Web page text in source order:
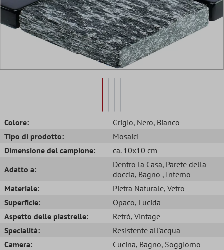
Colore: Grigio, Nero, Bianco
Tipo di prodotto:
Mosaici
Dimensione del campione:
ca. 10x10 cm
Adatto a:
Dentro la Casa, Parete della
doccia, Bagno , Interno
Materiale:
Pietra Naturale, Vetro
Superficie:
Opaco, Lucida
Aspetto delle piastrelle:
Retrò, Vintage
Specialità:
Resistente all'acqua
Camera:
Cucina, Bagno, Soggiorno